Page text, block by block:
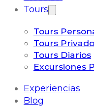
Tours
Tours
Tours
Tours Diarios
Excursiones
Experiencias
Blog